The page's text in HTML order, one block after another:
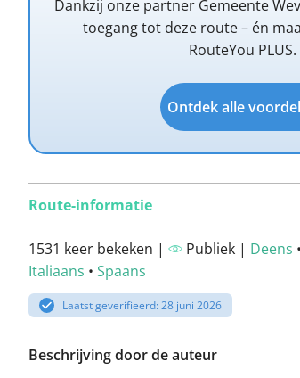
Dankzij onze partner Gemeente
toegang tot deze route – én
RouteYou PLUS.
Ontdek alle
Route-informatie
1531 keer bekeken | Publiek | Deens •
Italiaans • Spaans
Laatst geverifieerd: 28 juni 2026
Beschrijving door de auteur